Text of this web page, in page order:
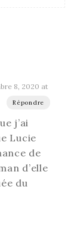
8, 2020 at
Répondre
j’ai
Lucie
de
d’elle
du